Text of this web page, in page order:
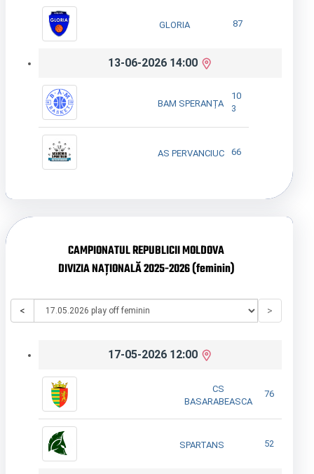
GLORIA 87
13-06-2026 14:00
BAM SPERANȚA
10
3
AS PERVANCIUC 66
CAMPIONATUL REPUBLICII MOLDOVA
DIVIZIA NAȚIONALĂ 2025-2026 (feminin)
< >
17-05-2026 12:00
CS
BASARABEASCA
76
SPARTANS 52